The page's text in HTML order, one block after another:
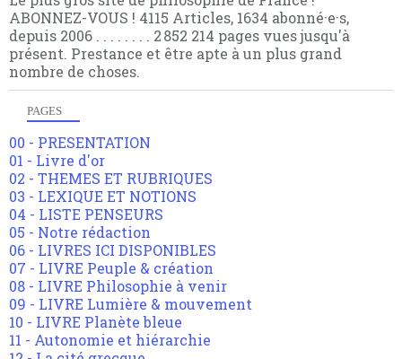
ABONNEZ-VOUS ! 4115 Articles, 1634 abonné·e·s,
depuis 2006 . . . . . . . . 2 852 214 pages vues jusqu'à
présent. Prestance et être apte à un plus grand
nombre de choses.
PAGES
00 - PRESENTATION
01 - Livre d'or
02 - THEMES ET RUBRIQUES
03 - LEXIQUE ET NOTIONS
04 - LISTE PENSEURS
05 - Notre rédaction
06 - LIVRES ICI DISPONIBLES
07 - LIVRE Peuple & création
08 - LIVRE Philosophie à venir
09 - LIVRE Lumière & mouvement
10 - LIVRE Planète bleue
11 - Autonomie et hiérarchie